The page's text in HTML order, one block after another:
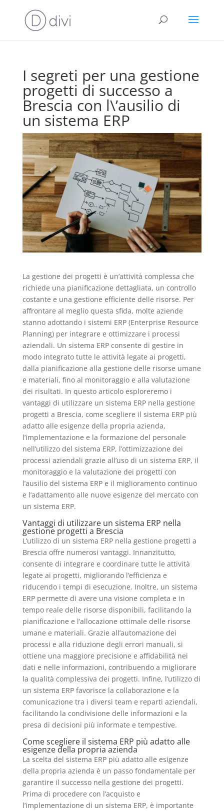
I segreti per una gestione
progetti di successo a
Brescia con l\’ausilio di
un sistema ERP
La gestione dei progetti è un’attività complessa che
richiede una pianificazione dettagliata, un controllo
costante e una gestione efficiente delle risorse. Per
affrontare al meglio questa sfida, molte aziende
stanno adottando i sistemi ERP (Enterprise Resource
Planning) per integrare e ottimizzare i processi
aziendali. Un sistema ERP consente di gestire in
modo integrato tutte le attività legate ai progetti,
dalla pianificazione alla gestione delle risorse umane
e materiali, fino al monitoraggio e alla valutazione
dei risultati. In questo articolo esploreremo i
vantaggi di utilizzare un sistema ERP nella gestione
progetti a Brescia, come scegliere il sistema ERP più
adatto alle esigenze della propria azienda,
l’implementazione e la formazione del personale
nell’utilizzo del sistema ERP, l’ottimizzazione dei
processi aziendali grazie all’uso di un sistema ERP, il
monitoraggio e la valutazione dei progetti con
l’ausilio del sistema ERP e il miglioramento continuo
e l’adattamento alle nuove esigenze del mercato con
un sistema ERP.
Vantaggi di utilizzare un sistema ERP nella
gestione progetti a Brescia
L’utilizzo di un sistema ERP nella gestione progetti a
Brescia offre numerosi vantaggi. Innanzitutto,
consente di integrare e coordinare tutte le attività
legate ai progetti, migliorando l’efficienza e
riducendo i tempi di esecuzione. Inoltre, un sistema
ERP permette di avere una visione completa e in
tempo reale delle risorse disponibili, facilitando la
pianificazione e l’allocazione ottimale delle risorse
umane e materiali. Grazie all’automazione dei
processi e alla riduzione degli errori manuali, si
ottiene una maggiore precisione e affidabilità nei
dati e nelle informazioni, contribuendo a migliorare
la qualità complessiva dei progetti. Infine, l’utilizzo di
un sistema ERP favorisce la collaborazione e la
comunicazione tra i diversi team e reparti aziendali,
facilitando la condivisione delle informazioni e la
presa di decisioni più informate e tempestive.
Come scegliere il sistema ERP più adatto alle
esigenze della propria azienda
La scelta del sistema ERP più adatto alle esigenze
della propria azienda è un passo fondamentale per
garantire il successo nella gestione dei progetti.
Prima di procedere con l’acquisto e
l’implementazione di un sistema ERP, è importante